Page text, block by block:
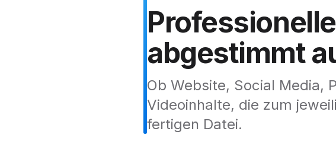
Professionelle
abgestimmt
Ob Website, Social Media,
Videoinhalte, die zum
fertigen Datei.